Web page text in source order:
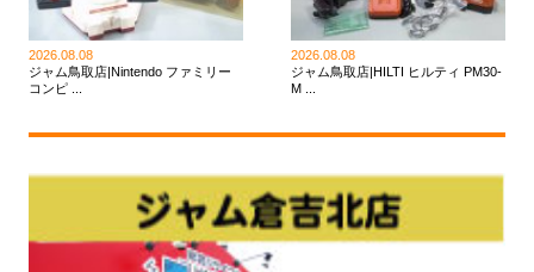
2026.08.08
ジャム鳥取店|Nintendo ファミリー
コンピ ...
2026.08.08
ジャム鳥取店|HILTI ヒルティ PM30-
M ...